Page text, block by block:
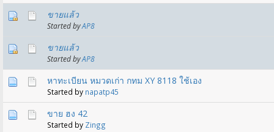
ขายแล้ว
Started byAP8
ขายแล้ว
Started byAP8
หาทะเบียน หมวดเก่า กทม XY 8118 ใช้เอง
Started by napatp45
ขาย ฮง 42
Started by Zingg